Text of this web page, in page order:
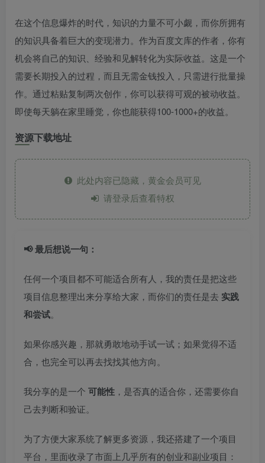
在这个信息爆炸的时代，知识的力量不可小觑，而你所拥有
的知识具备着巨大的变现潜力。作为百度文库的作者，你有
机会将自己的知识、经验和见解转化为实际收益。这是一个
需要长期投入的过程，而且无需金钱投入，只需进行批量操
作。通过粘贴复制两次创作，你可以获得可观的被动收益。
即使每天躺在家里睡觉，你也能获得100-1000+的收益。
资源下载地址
此处内容已隐藏，黄金会员可见
请登录后查看特权
📢 最后想说一句：
任何一个项目都不可能适合所有人，我的责任是把这些
项目信息整理出来分享给大家，而你们的责任是去 实践
和尝试。
如果你感兴趣，那就勇敢地动手试一试；如果觉得不适
合，也完全可以再去找找其他方向。
我分享的是一个 可能性 ，是否真的适合你，还需要你自
己去判断和验证。
为了方便大家系统了解更多资源，我还搭建了一个项目
平台，里面收录了市面上几乎所有的创业和副业项目：